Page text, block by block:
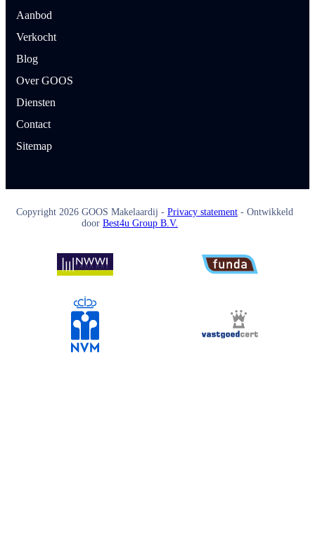
Aanbod
Verkocht
Blog
Over GOOS
Diensten
Contact
Sitemap
Copyright 2026 GOOS Makelaardij - Privacy statement - Ontwikkeld
door Best4u Group B.V.